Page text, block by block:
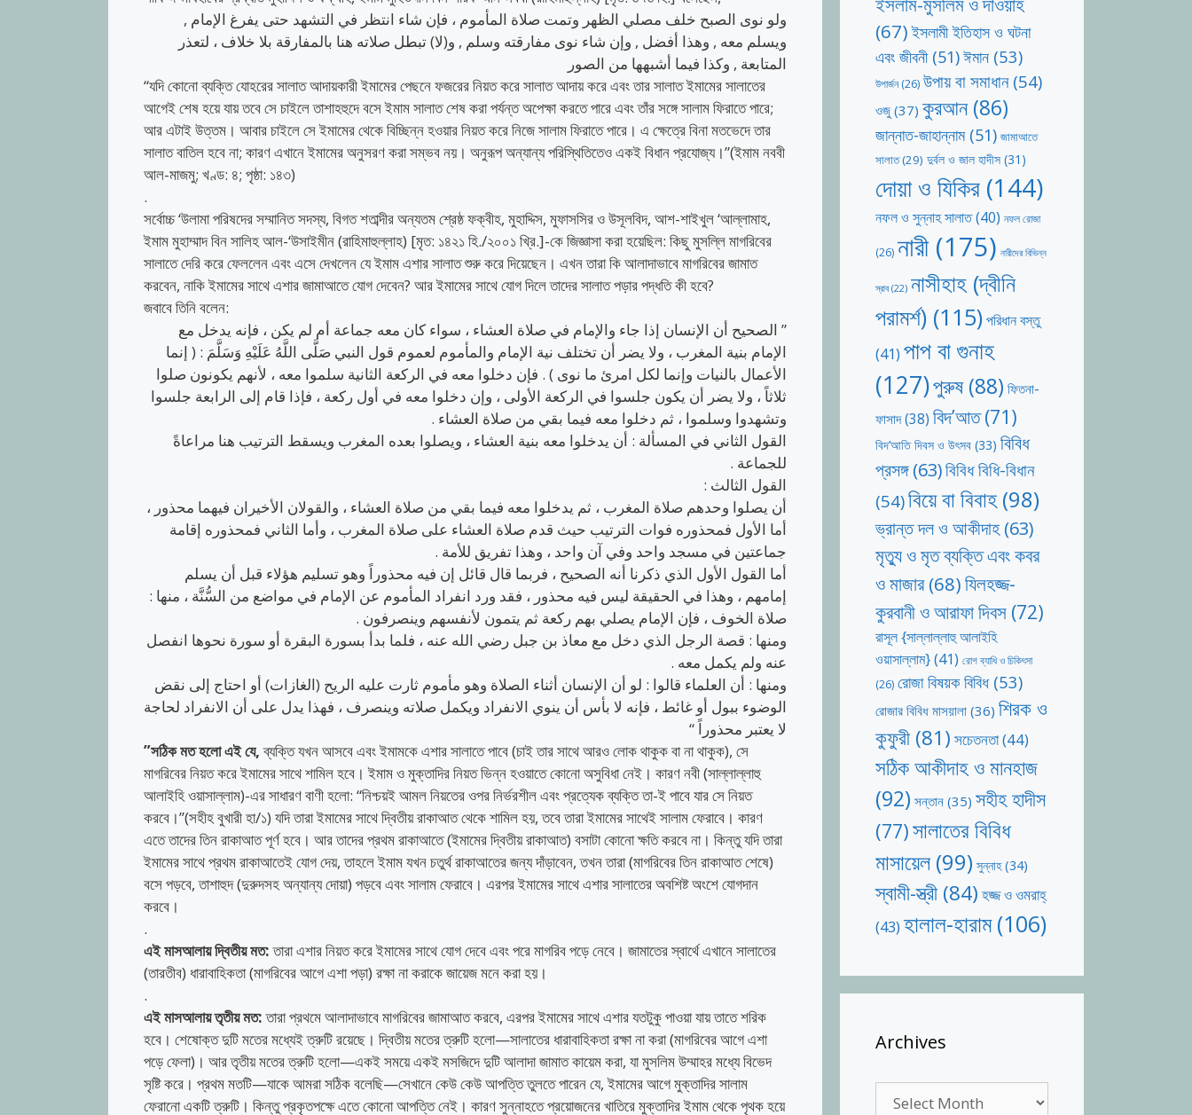
ولو نوى الصبح خلف مصلي الظهر وتمت صلاة المأموم ، فإن شاء انتظر في التشهد حتى يفرغ الإمام ,
ويسلم معه , وهذا أفضل , وإن شاء نوى مفارقته وسلم , و(لا) تبطل صلاته هنا بالمفارقة بلا خلاف ، لتعذر
المتابعة , وكذا فيما أشبهها من الصور
“যদি কোনো ব্যক্তি যোহরের সালাত আদায়কারী ইমামের পেছনে ফজরের নিয়ত করে সালাত আদায় করে এবং তার সালাত ইমামের সালাতের
আগেই শেষ হয়ে যায় তবে সে চাইলে তাশাহহুদে বসে ইমাম সালাত শেষ করা পর্যন্ত অপেক্ষা করতে পারে এবং তাঁর সঙ্গে সালাম ফিরাতে পারে;
আর এটাই উত্তম। আবার চাইলে সে ইমামের থেকে বিচ্ছিন্ন হওয়ার নিয়ত করে নিজে সালাম ফিরাতে পারে। এ ক্ষেত্রে বিনা মতভেদে তার
সালাত বাতিল হবে না; কারণ এখানে ইমামের অনুসরণ করা সম্ভব নয়। অনুরূপ অন্যান্য পরিস্থিতিতেও একই বিধান প্রযোজ্য।”(ইমাম নববী
আল-মাজমু; খণ্ড: ৪; পৃষ্ঠা: ১৪৩)
.
সর্বোচ্চ ‘উলামা পরিষদের সম্মানিত সদস্য, বিগত শতাব্দীর অন্যতম শ্রেষ্ঠ ফক্বীহ, মুহাদ্দিস, মুফাসসির ও উসূলবিদ, আশ-শাইখুল ‘আল্লামাহ,
ইমাম মুহাম্মাদ বিন সালিহ আল-‘উসাইমীন (রাহিমাহুল্লাহ) [মৃত: ১৪২১ হি./২০০১ খ্রি.]-কে জিজ্ঞাসা করা হয়েছিল:​ কিছু মুসল্লি মাগরিবের
সালাতে দেরি করে ফেললেন এবং এসে দেখলেন যে ইমাম এশার সালাত শুরু করে দিয়েছেন। এখন তারা কি আলাদাভাবে মাগরিবের জামাত
করবেন, নাকি ইমামের সাথে এশার জামাআতে যোগ দেবেন? আর ইমামের সাথে যোগ দিলে তাদের সালাত পড়ার পদ্ধতি কী হবে?
​জবাবে তিনি বলেন:
” الصحيح أن الإنسان إذا جاء والإمام في صلاة العشاء ، سواء كان معه جماعة أم لم يكن ، فإنه يدخل مع
الإمام بنية المغرب ، ولا يضر أن تختلف نية الإمام والمأموم لعموم قول النبي صَلَّى اللَّهُ عَلَيْهِ وَسَلَّمَ : ( إنما
الأعمال بالنيات وإنما لكل امرئ ما نوى ) . فإن دخلوا معه في الركعة الثانية سلموا معه ، لأنهم يكونون صلوا
ثلاثاً ، ولا يضر أن يكون جلسوا في الركعة الأولى ، وإن دخلوا معه في أول ركعة ، فإذا قام إلى الرابعة جلسوا
وتشهدوا وسلموا ، ثم دخلوا معه فيما بقي من صلاة العشاء .
القول الثاني في المسألة : أن يدخلوا معه بنية العشاء ، ويصلوا بعده المغرب ويسقط الترتيب هنا مراعاةً
للجماعة .
القول الثالث :
أن يصلوا وحدهم صلاة المغرب ، ثم يدخلوا معه فيما بقي من صلاة العشاء ، والقولان الأخيران فيهما محذور ،
أما الأول فمحذوره فوات الترتيب حيث قدم صلاة العشاء على صلاة المغرب ، وأما الثاني فمحذوره إقامة
جماعتين في مسجد واحد وفي آن واحد ، وهذا تفريق للأمة .
أما القول الأول الذي ذكرنا أنه الصحيح ، فربما قال قائل إن فيه محذوراً وهو تسليم هؤلاء قبل أن يسلم
إمامهم ، وهذا في الحقيقة ليس فيه محذور ، فقد ورد انفراد المأموم عن الإمام في مواضع من السُّنَّة ، منها :
صلاة الخوف ، فإن الإمام يصلي بهم ركعة ثم يتمون لأنفسهم وينصرفون .
ومنها : قصة الرجل الذي دخل مع معاذ بن جبل رضي الله عنه ، فلما بدأ بسورة البقرة أو سورة نحوها انفصل
عنه ولم يكمل معه .
ومنها : أن العلماء قالوا : لو أن الإنسان أثناء الصلاة وهو مأموم ثارت عليه الريح (الغازات) أو احتاج إلى نقض
الوضوء ببول أو غائط ، فإنه لا بأس أن ينوي الانفراد ويكمل صلاته وينصرف ، فهذا يدل على أن الانفراد لحاجة
لا يعتبر محذوراً “
​”সঠিক মত হলো এই যে,ব্যক্তি যখন আসবে এবং ইমামকে এশার সালাতে পাবে (চাই তার সাথে আরও লোক থাকুক বা না থাকুক), সে
মাগরিবের নিয়ত করে ইমামের সাথে শামিল হবে। ইমাম ও মুক্তাদির নিয়ত ভিন্ন হওয়াতে কোনো অসুবিধা নেই। কারণ নবী (সাল্লাল্লাহু
আলাইহি ওয়াসাল্লাম)-এর সাধারণ বাণী হলো: “নিশ্চয়ই আমল নিয়তের ওপর নির্ভরশীল এবং প্রত্যেক ব্যক্তি তা-ই পাবে যার সে নিয়ত
করবে।”(সহীহ বুখারী হা/১) ​যদি তারা ইমামের সাথে দ্বিতীয় রাকাআত থেকে শামিল হয়, তবে তারা ইমামের সাথেই সালাম ফেরাবে। কারণ
এতে তাদের তিন রাকাআত পূর্ণ হবে। আর তাদের প্রথম রাকাআতে (ইমামের দ্বিতীয় রাকাআত) বসাটা কোনো ক্ষতি করবে না। ​কিন্তু যদি তারা
ইমামের সাথে প্রথম রাকাআতেই যোগ দেয়, তাহলে ইমাম যখন চতুর্থ রাকাআতের জন্য দাঁড়াবেন, তখন তারা (মাগরিবের তিন রাকাআত শেষে)
বসে পড়বে, তাশাহুদ (দুরুদসহ অন্যান্য দোয়া) পড়বে এবং সালাম ফেরাবে। এরপর ইমামের সাথে এশার সালাতের অবশিষ্ট অংশে যোগদান
করবে।
.
এই মাসআলায় দ্বিতীয় মত:তারা এশার নিয়ত করে ইমামের সাথে যোগ দেবে এবং পরে মাগরিব পড়ে নেবে। জামাতের স্বার্থে এখানে সালাতের
(তারতীব) ধারাবাহিকতা (মাগরিবের আগে এশা পড়া) রক্ষা না করাকে জায়েজ মনে করা হয়।
.
এই মাসআলায় ​তৃতীয় মত:তারা প্রথমে আলাদাভাবে মাগরিবের জামাআত করবে, এরপর ইমামের সাথে এশার যতটুকু পাওয়া যায় তাতে শরিক
হবে।​ শেষোক্ত দুটি মতের মধ্যেই ত্রুটি রয়েছে। দ্বিতীয় মতের ত্রুটি হলো—সালাতের ধারাবাহিকতা রক্ষা না করা (মাগরিবের আগে এশা
পড়ে ফেলা)। আর তৃতীয় মতের ত্রুটি হলো—একই সময়ে একই মসজিদে দুটি আলাদা জামাত কায়েম করা, যা মুসলিম উম্মাহর মধ্যে বিভেদ
সৃষ্টি করে। ​প্রথম মতটি—যাকে আমরা সঠিক বলেছি—সেখানে কেউ কেউ আপত্তি তুলতে পারেন যে, ইমামের আগে মুক্তাদির সালাম
ফেরানো একটি ত্রুটি। কিন্তু প্রকৃতপক্ষে এতে কোনো আপত্তি নেই। কারণ সুন্নাহতে প্রয়োজনের খাতিরে মুক্তাদির ইমাম থেকে পৃথক হয়ে
(67) ইসলামী ইতিহাস ও ঘটনা
এবং জীবনী(51)ঈমান (53)
উপার্জন(26) উপায় বা সমাধান(54)
ওজু (37) কুরআন(86)
জান্নাত-জাহান্নাম(51) জামাআতে
সালাত(29) দুর্বল ও জাল হাদীস (31)
দোয়া ও যিকির (144)
নফল ও সুন্নাহ সালাত(40) নফল রোজা
(26) নারী(175) নারীদের বিভিন্ন
স্রাব(22) নাসীহাহ (দ্বীনি
পরামর্শ) (115)পরিধান বস্তু
(41) পাপ বা গুনাহ
(127)পুরুষ(88) ফিতনা-
ফাসাদ(38) বিদ’আত(71)
বিদ’আতি দিবস ও উৎসব (33) বিবিধ
প্রসঙ্গ(63)বিবিধ বিধি-বিধান
(54)বিয়ে বা বিবাহ (98)
ভ্রান্ত দল ও আকীদাহ(63)
মৃত্যু ও মৃত ব্যক্তি এবং কবর
ও মাজার(68)যিলহজ্জ-
কুরবানী ও আরাফা দিবস (72)
রাসূল {সাল্লাল্লাহু আলাইহি
ওয়াসাল্লাম}(41) রোগ ব্যাধি ও চিকিৎসা
(26) রোজা বিষয়ক বিবিধ(53)
রোজার বিবিধ মাসয়ালা (36) শিরক ও
কুফুরী (81) সচেতনতা(44)
সঠিক আকীদাহ ও মানহাজ
(92) সন্তান (35) সহীহ হাদীস
(77)সালাতের বিবিধ
মাসায়েল(99) সুন্নাহ(34)
স্বামী-স্ত্রী(84) হজ্জ ও ওমরাহ্‌
(43) হালাল-হারাম(106)
Archives